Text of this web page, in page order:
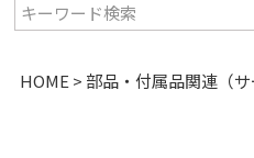
HOME 部品・付属品関連（サ